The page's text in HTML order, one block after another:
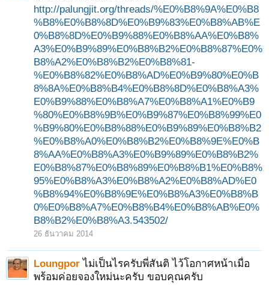
http://palungjit.org/threads/%E0%B8%9A%E0%B8
%B8%E0%B8%8D%E0%B9%83%E0%B8%AB%E
0%B8%8D%E0%B9%88%E0%B8%AA%E0%B8%
A3%E0%B9%89%E0%B8%B2%E0%B8%87%E0%
B8%A2%E0%B8%B2%E0%B8%81-
%E0%B8%82%E0%B8%AD%E0%B9%80%E0%B
8%8A%E0%B8%B4%E0%B8%8D%E0%B8%A3%
E0%B9%88%E0%B8%A7%E0%B8%A1%E0%B9
%80%E0%B8%9B%E0%B9%87%E0%B8%99%E0
%B9%80%E0%B8%88%E0%B9%89%E0%B8%B2
%E0%B8%A0%E0%B8%B2%E0%B8%9E%E0%B
8%AA%E0%B8%A3%E0%B9%89%E0%B8%B2%
E0%B8%87%E0%B8%89%E0%B8%B1%E0%B8%
95%E0%B8%A3%E0%B8%A2%E0%B8%AD%E0
%B8%94%E0%B8%9E%E0%B8%A3%E0%B8%B
0%E0%B8%A7%E0%B8%B4%E0%B8%AB%E0%
B8%B2%E0%B8%A3.543502/
26 ธันวาคม 2014
Loungpor ไม่เป็นไรครับพี่สันติ ไว้โอกาศหน้าเมื่อ
พร้อมค่อยจองใหม่นะครับ ขอบคุณครับ